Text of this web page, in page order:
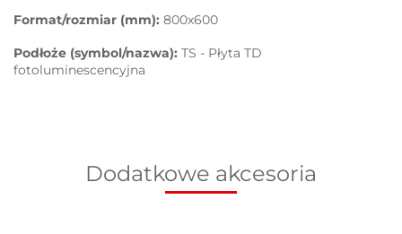
Format/rozmiar (mm): 800x600
Podłoże (symbol/nazwa): TS - Płyta TD
fotoluminescencyjna
Dodatkowe akcesoria